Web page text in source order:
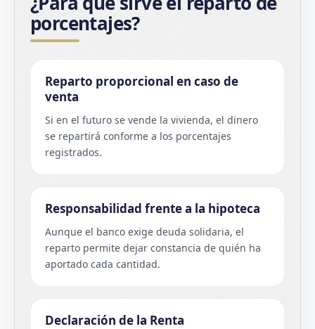
porcentajes?
Reparto proporcional en caso de
venta
Si en el futuro se vende la vivienda, el dinero
se repartirá conforme a los porcentajes
registrados.
Responsabilidad frente a la hipoteca
Aunque el banco exige deuda solidaria, el
reparto permite dejar constancia de quién ha
aportado cada cantidad.
Declaración de la Renta